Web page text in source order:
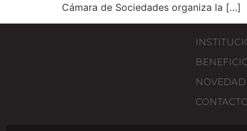
Cámara de Sociedades organiza la […]